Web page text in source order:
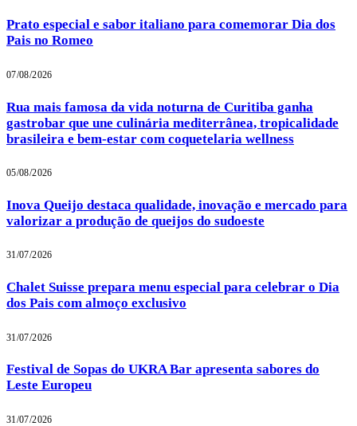
Prato especial e sabor italiano para comemorar Dia dos
Pais no Romeo
07/08/2026
Rua mais famosa da vida noturna de Curitiba ganha
gastrobar que une culinária mediterrânea, tropicalidade
brasileira e bem-estar com coquetelaria wellness
05/08/2026
Inova Queijo destaca qualidade, inovação e mercado para
valorizar a produção de queijos do sudoeste
31/07/2026
Chalet Suisse prepara menu especial para celebrar o Dia
dos Pais com almoço exclusivo
31/07/2026
Festival de Sopas do UKRA Bar apresenta sabores do
Leste Europeu
31/07/2026